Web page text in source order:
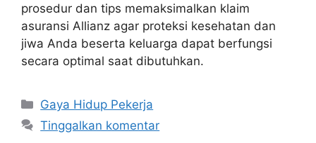
prosedur dan tips memaksimalkan klaim
asuransi Allianz agar proteksi kesehatan dan
jiwa Anda beserta keluarga dapat berfungsi
secara optimal saat dibutuhkan.
Kategori
Gaya Hidup Pekerja
Tinggalkan komentar